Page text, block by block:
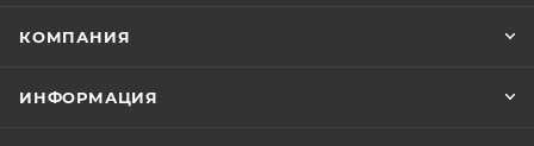
КОМПАНИЯ
ИНФОРМАЦИЯ